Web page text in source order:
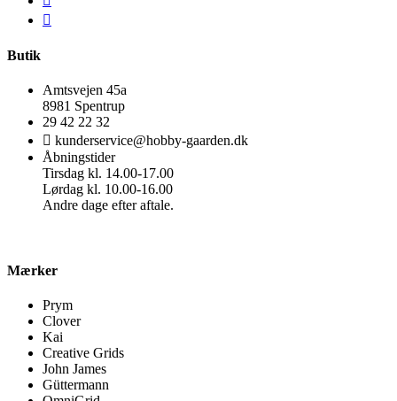
Butik
Amtsvejen 45a
8981 Spentrup
29 42 22 32
kunderservice@hobby-gaarden.dk
Åbningstider
Tirsdag kl. 14.00-17.00
Lørdag kl. 10.00-16.00
Andre dage efter aftale.
Mærker
Prym
Clover
Kai
Creative Grids
John James
Güttermann